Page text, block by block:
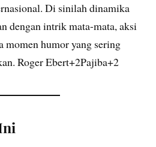
Di sinilah dinamika
dengan intrik mata-mata, aksi
momen humor yang sering
Roger Ebert+2Pajiba+2